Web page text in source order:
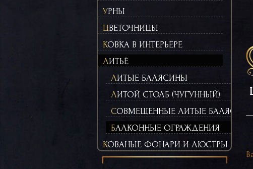
УРНЫ
ЦВЕТОЧНИЦЫ
КОВКА В ИНТЕРЬЕРЕ
ЛИТЬЁ
ЛИТЫЕ БАЛЯСИНЫ
ЛИТОЙ СТОЛБ (ЧУГУННЫЙ)
СОВМЕЩЕННЫЕ ЛИТЫЕ БАЛЯСИНЫ
БАЛКОННЫЕ ОГРАЖДЕНИЯ
КОВАНЫЕ ФОНАРИ И ЛЮСТРЫ